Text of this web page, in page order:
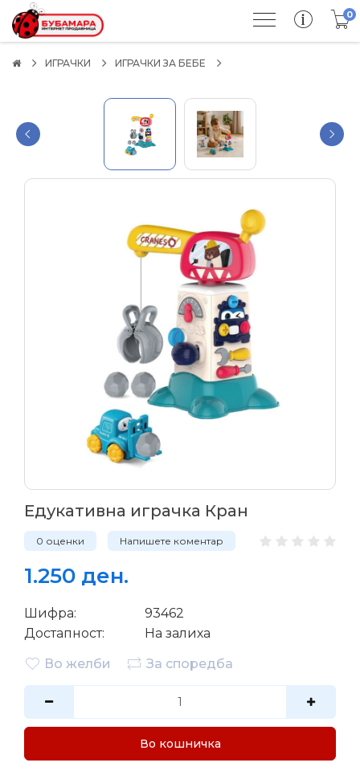
0
ИГРАЧКИ ИГРАЧКИ ЗА БЕБЕ
Едукативна играчка Кран
0 оценки Напишете коментар
1.250 ден.
Шифра:
93462
Достапност:
На залиха
Во желби
За споредба
Во кошничка